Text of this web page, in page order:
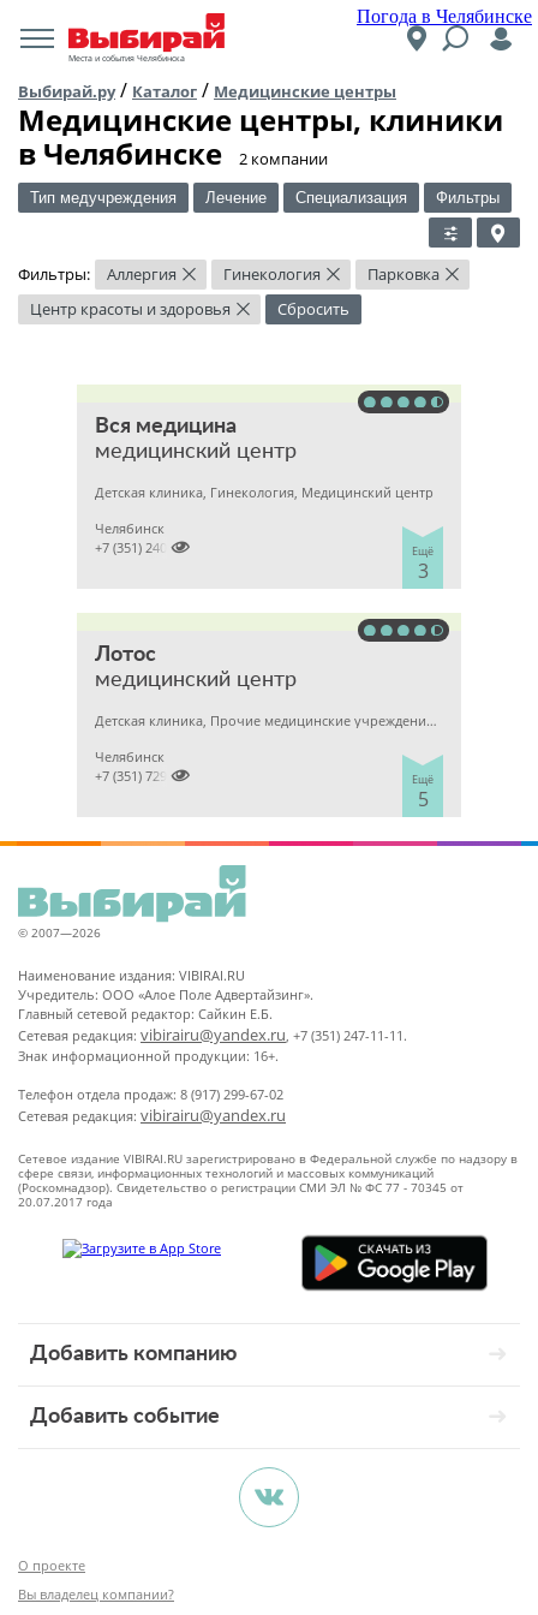
Погода в Челябинске
Места и события Челябинска
Выбирай.ру/ Каталог / Медицинские центры
Медицинские центры, клиники
в Челябинске
​2 компании
Тип медучреждения Лечение Специализация Фильтры
Фильтры: Аллергия × Гинекология × Парковка ×
Центр красоты и здоровья × Сбросить
Вся медицина
медицинский центр
Детская клиника, Гинекология, Медицинский центр
Ещё
3
Челябинск

+7 (351) 2400303
Лотос
медицинский центр
Детская клиника, Прочие медицинские учреждения, Гинекология
Ещё
5
Челябинск

+7 (351) 7298929
© 2007—2026
Наименование издания: VIBIRAI.RU
Учредитель: ООО «Алое Поле Адвертайзинг».
Главный сетевой редактор: Сайкин Е.Б.
Сетевая редакция: vibirairu@yandex.ru, +7 (351) 247-11-11.
Знак информационной продукции: 16+.
Телефон отдела продаж: 8 (917) 299-67-02
Сетевая редакция: vibirairu@yandex.ru
Сетевое издание VIBIRAI.RU зарегистрировано в Федеральной службе по надзору в
сфере связи, информационных технологий и массовых коммуникаций
(Роскомнадзор). Свидетельство о регистрации СМИ ЭЛ № ФС 77 - 70345 от
20.07.2017 года
Добавить компанию
Добавить событие
О проекте
Вы владелец компании?